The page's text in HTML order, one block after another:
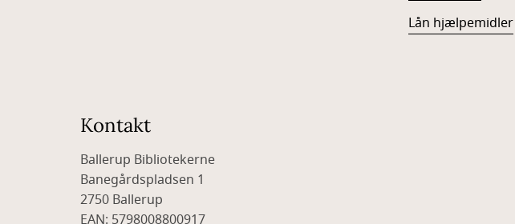
Lån hjælpemidler
Kontakt
Ballerup Bibliotekerne
Banegårdspladsen 1
2750 Ballerup
EAN: 5798008800917